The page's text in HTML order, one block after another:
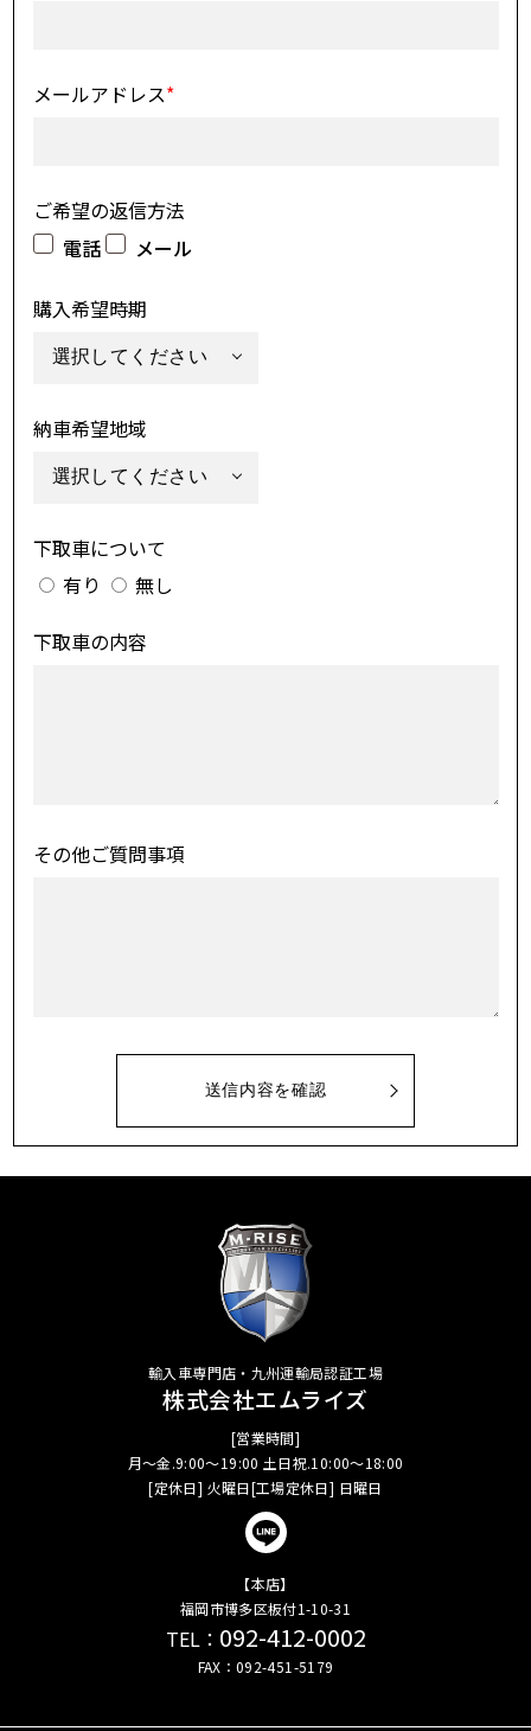
メールアドレス*
ご希望の返信方法
電話
メール
購入希望時期
納車希望地域
下取車について
有り
無し
下取車の内容
その他ご質問事項
輸入車専門店・九州運輸局認証工場
株式会社エムライズ
[営業時間]
月～金.9:00～19:00 土日祝.10:00～18:00
[定休日] 火曜日[工場定休日] 日曜日
【本店】
福岡市博多区板付1-10-31
TEL： 092-412-0002
FAX：092-451-5179